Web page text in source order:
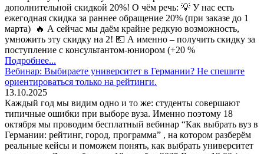
дополнительной скидкой 20%! О чём речь: 💡 У нас есть
ежегодная скидка за раннее обращение 20% (при заказе до 1
марта) 🔥 А сейчас мы даём крайне редкую возможность,
умножить эту скидку на 2! 💶 А именно – получить скидку за
поступление с консультантом-юниором (+20 %
Подробнее...
Вебинар: Выбираете университет в Германии? Не спешите
ориентироваться только на рейтинги.
13.10.2025
Каждый год мы видим одно и то же: студенты совершают
типичные ошибки при выборе вуза. Именно поэтому 18
октября мы проводим бесплатный вебинар “Как выбрать вуз в
Германии: рейтинг, город, программа” , на котором разберём
реальные кейсы и поможем понять, как выбрать университет